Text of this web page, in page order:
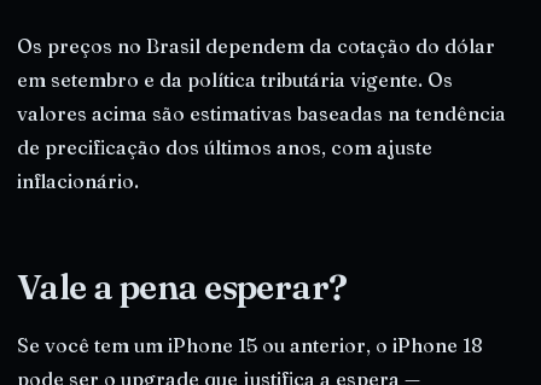
Os preços no Brasil dependem da cotação do dólar
em setembro e da política tributária vigente. Os
valores acima são estimativas baseadas na tendência
de precificação dos últimos anos, com ajuste
inflacionário.
Vale a pena esperar?
Se você tem um iPhone 15 ou anterior, o iPhone 18
pode ser o upgrade que justifica a espera —